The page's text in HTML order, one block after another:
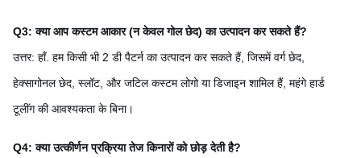
Q3: क्या आप कस्टम आकार (न केवल गोल छेद) का उत्पादन कर सकते हैं?
उत्तर: हाँ. हम किसी भी 2 डी पैटर्न का उत्पादन कर सकते हैं, जिसमें वर्ग छेद,
हेक्सागोनल छेद, स्लॉट, और जटिल कस्टम लोगो या डिजाइन शामिल हैं, महंगे हार्ड
टूलींग की आवश्यकता के बिना।
Q4: क्या उत्कीर्णन प्रक्रिया तेज किनारों को छोड़ देती है?